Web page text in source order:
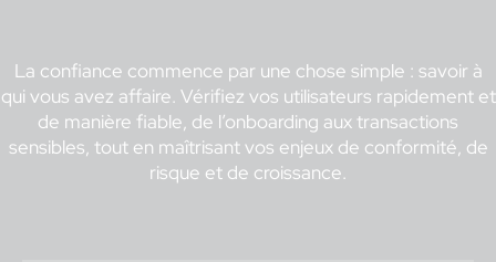
La confiance commence par une chose simple : savoir à
qui vous avez affaire. Vérifiez vos utilisateurs rapidement et
de manière fiable, de l’onboarding aux transactions
sensibles, tout en maîtrisant vos enjeux de conformité, de
risque et de croissance.